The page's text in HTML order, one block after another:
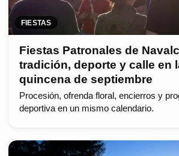
FIESTAS
Fiestas Patronales de
tradición, deporte y calle en
quincena de septiembre
Procesión, ofrenda floral, encierros y
deportiva en un mismo calendario.